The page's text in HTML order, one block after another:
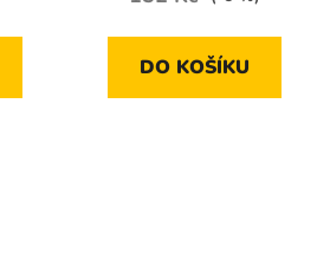
DO KOŠÍKU